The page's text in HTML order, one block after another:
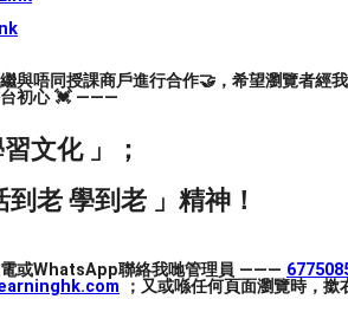
提供結他/低音結他/Ukulele等
樂。現今也在不同的學校提
養學員對音樂和樂器的興趣，
學結他中可以提升自己自信心
交流活動，例如音樂會、聖誕
同的經驗，及提供一個平台可
的態度，導師們均有相當的資
教學質素，令學員能夠有不是
與唔同授課商戶進行合作🤝，希望瀏覽者經
台初心 💓 ———
習文化 」；
到老 學到老 」精神！
電或WhatsApp聯絡我哋管理員 ———
；又或喺任何頁面瀏覽時，